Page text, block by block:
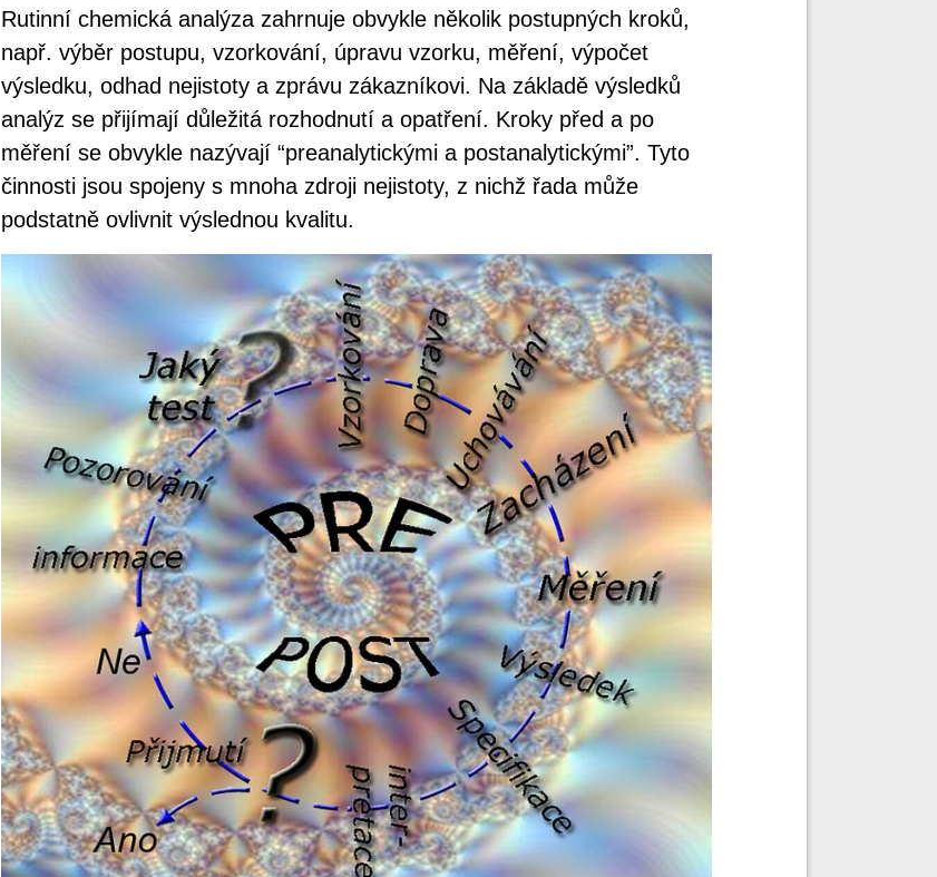
Rutinní chemická analýza zahrnuje obvykle několik postupných kroků,
např. výběr postupu, vzorkování, úpravu vzorku, měření, výpočet
výsledku, odhad nejistoty a zprávu zákazníkovi. Na základě výsledků
analýz se přijímají důležitá rozhodnutí a opatření. Kroky před a po
měření se obvykle nazývají “preanalytickými a postanalytickými”. Tyto
činnosti jsou spojeny s mnoha zdroji nejistoty, z nichž řada může
podstatně ovlivnit výslednou kvalitu.